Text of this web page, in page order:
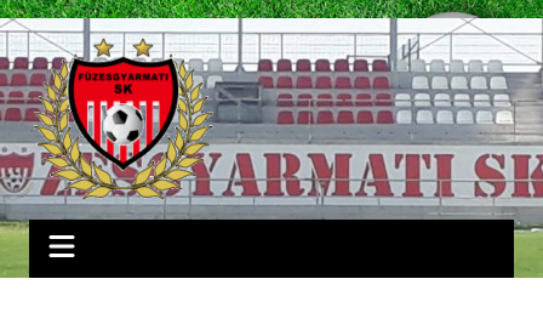
Skip
to
content